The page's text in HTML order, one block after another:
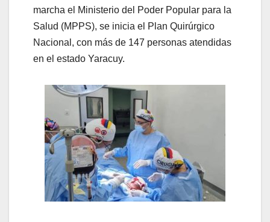
marcha el Ministerio del Poder Popular para la
Salud (MPPS), se inicia el Plan Quirúrgico
Nacional, con más de 147 personas atendidas
en el estado Yaracuy.